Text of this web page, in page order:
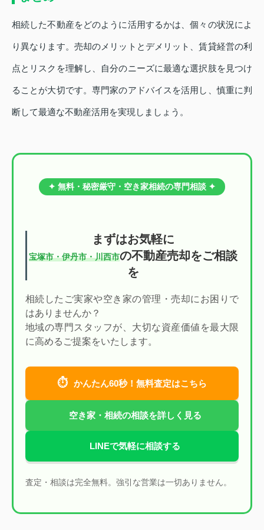
相続した不動産をどのように活用するかは、個々の状況によ
り異なります。売却のメリットとデメリット、賃貸経営の利
点とリスクを理解し、自分のニーズに最適な選択肢を見つけ
ることが大切です。専門家のアドバイスを活用し、慎重に判
断して最適な不動産活用を実現しましょう。
✦ 無料・秘密厳守・空き家相続の専門相談 ✦
まずはお気軽に
宝塚市・伊丹市・川西市の不動産売却をご相談
を
相続したご実家や空き家の管理・売却にお困りで
はありませんか？
地域の専門スタッフが、大切な資産価値を最大限
に高めるご提案をいたします。
⏱ かんたん60秒！無料査定はこちら
空き家・相続の相談を詳しく見る
LINEで気軽に相談する
査定・相談は完全無料。強引な営業は一切ありません。